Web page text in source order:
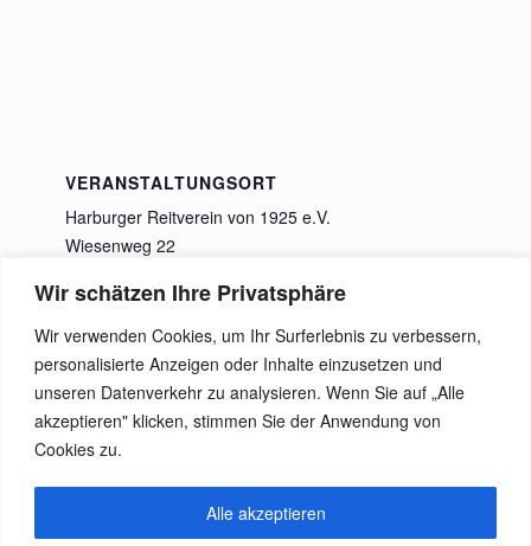
Wir schätzen Ihre Privatsphäre
Wir verwenden Cookies, um Ihr Surferlebnis zu verbessern,
personalisierte Anzeigen oder Inhalte einzusetzen und
unseren Datenverkehr zu analysieren. Wenn Sie auf „Alle
akzeptieren" klicken, stimmen Sie der Anwendung von
Cookies zu.
Alle akzeptieren
VERANSTALTUNGSORT
Harburger Reitverein von 1925 e.V.
Wiesenweg 22
anzeigen
Adventsbasar und
Reiterflohmarkt
Trainingstag für das
Vielseitigkeitsturnier